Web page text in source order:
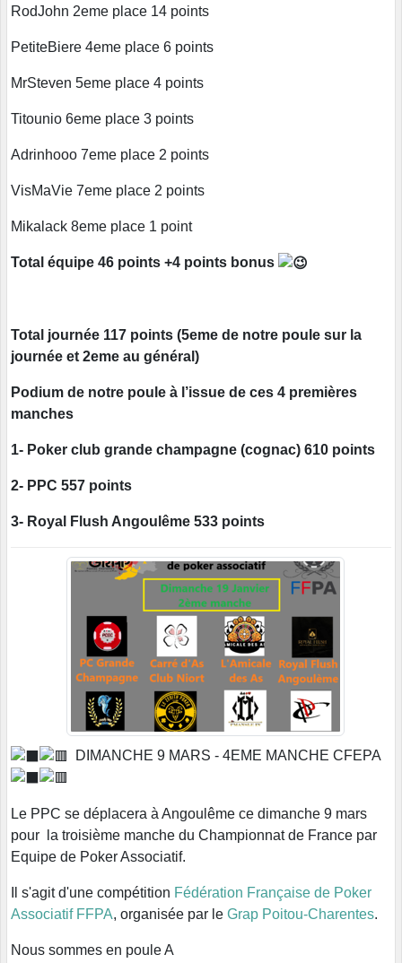
RodJohn 2eme place 14 points
PetiteBiere 4eme place 6 points
MrSteven 5eme place 4 points
Titounio 6eme place 3 points
Adrinhooo 7eme place 2 points
VisMaVie 7eme place 2 points
Mikalack 8eme place 1 point
Total équipe 46 points +4 points bonus
Total journée 117 points (5eme de notre poule sur la
journée et 2eme au général)
Podium de notre poule à l’issue de ces 4 premières
manches
1- Poker club grande champagne (cognac) 610 points
2- PPC 557 points
3- Royal Flush Angoulême 533 points
DIMANCHE 9 MARS - 4EME MANCHE CFEPA
Le PPC se déplacera à Angoulême ce dimanche 9 mars
pour la troisième manche du Championnat de France par
Equipe de Poker Associatif.
Il s'agit d'une compétition Fédération Française de Poker
Associatif FFPA, organisée par le Grap Poitou-Charentes.
Nous sommes en poule A